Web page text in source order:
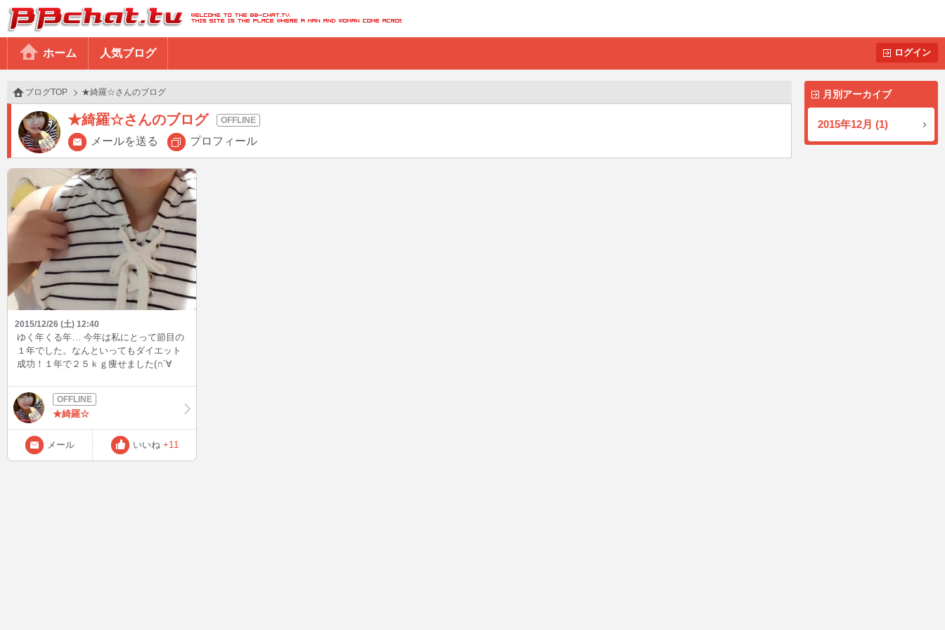
BBchatTV
ホーム 人気ブログ ログイン
月別アーカイブ
2015年12月 (1)
ブログTOP ★綺羅☆さんのブログ
★綺羅☆さんのブログ
メールを送る プロフィール
2015/12/26 (土) 12:40
ゆく年くる年… 今年は私にとって節目の
１年でした。なんといってもダイエット
成功！１年で２５ｋｇ痩せました(∩´∀
ィアに出演することが出来ました★ 来年
も色んな仕事をしてみたいな… もしテレ
ビや雑誌で見かけたら、応援よろしくお
願いします！
★綺羅☆
メール いいね +11